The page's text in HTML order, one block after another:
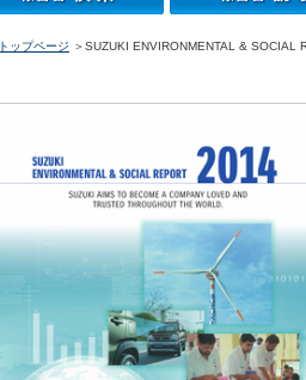
トップページ ＞SUZUKI ENVIRONMENTAL & SOCIAL